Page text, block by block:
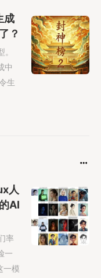
成
？
中
生
人
AI
率
一
一模